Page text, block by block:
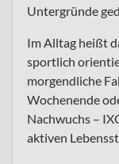
Untergründe
Im Alltag heißt
sportlich
morgendliche
Wochenende
Nachwuchs –
aktiven